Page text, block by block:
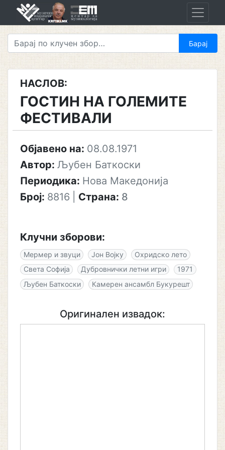
НАСЛОВ:
ГОСТИН НА ГОЛЕМИТЕ
ФЕСТИВАЛИ
Објавено на: 08.08.1971
Автор: Љубен Баткоски
Периодика: Нова Македонија
Број: 8816 Страна: 8
Клучни зборови:
Мермер и звуци Јон Војку
Охридско лето
Света Софија
Дубровнички летни игри
1971
Љубен Баткоски
Камерен ансамбл Букурешт
Оригинален извадок: